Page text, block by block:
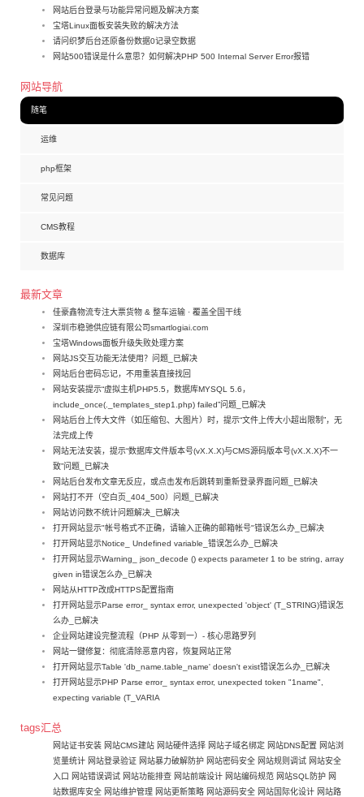
网站后台登录与功能异常问题及解决方案
宝塔Linux面板安装失败的解决方法
请问织梦后台还原备份数据0记录空数据
网站500错误是什么意思？如何解决PHP 500 Internal Server Error报错
网站导航
随笔
运维
php框架
常见问题
CMS教程
数据库
最新文章
佳豪鑫物流专注大票货物 & 整车运输 · 覆盖全国干线
深圳市稳驰供应链有限公司smartlogiai.com
宝塔Windows面板升级失败处理方案
网站JS交互功能无法使用？问题_已解决
网站后台密码忘记，不用重装直接找回
网站安装提示“虚拟主机PHP5.5，数据库MYSQL 5.6，
include_once(._templates_step1.php) failed”问题_已解决
网站后台上传大文件（如压缩包、大图片）时，提示“文件上传大小超出限制”，无
法完成上传
网站无法安装，提示“数据库文件版本号(vX.X.X)与CMS源码版本号(vX.X.X)不一
致”问题_已解决
网站后台发布文章无反应，或点击发布后跳转到重新登录界面问题_已解决
网站打不开（空白页_404_500）问题_已解决
网站访问数不统计问题解决_已解决
打开网站显示"帐号格式不正确，请输入正确的邮箱帐号"错误怎么办_已解决
打开网站显示Notice_ Undefined variable_错误怎么办_已解决
打开网站显示Warning_ json_decode () expects parameter 1 to be string, array
given in错误怎么办_已解决
网站从HTTP改成HTTPS配置指南
打开网站显示Parse error_ syntax error, unexpected 'object' (T_STRING)错误怎
么办_已解决
企业网站建设完整流程（PHP 从零到一）- 核心思路罗列
网站一键修复：彻底清除恶意内容，恢复网站正常
打开网站显示Table 'db_name.table_name' doesn't exist错误怎么办_已解决
打开网站显示PHP Parse error_ syntax error, unexpected token "1name",
expecting variable (T_VARIA
tags汇总
网站证书安装 网站CMS建站 网站硬件选择 网站子域名绑定 网站DNS配置 网站浏
览量统计 网站登录验证 网站暴力破解防护 网站密码安全 网站规则调试 网站安全
入口 网站错误调试 网站功能排查 网站前端设计 网站编码规范 网站SQL防护 网
站数据库安全 网站维护管理 网站更新策略 网站源码安全 网站国际化设计 网站路